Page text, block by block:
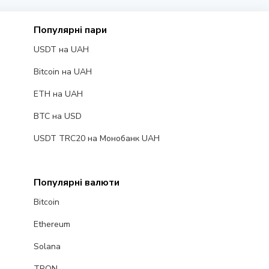
Популярні пари
USDT на UAH
Bitcoin на UAH
ETH на UAH
BTC на USD
USDT TRC20 на Монобанк UAH
Популярні валюти
Bitcoin
Ethereum
Solana